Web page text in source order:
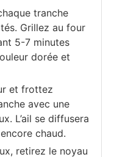
tranche
Grillez au four
5-7 minutes
dorée et
et frottez
avec une
L’ail se diffusera
chaud.
retirez le noyau